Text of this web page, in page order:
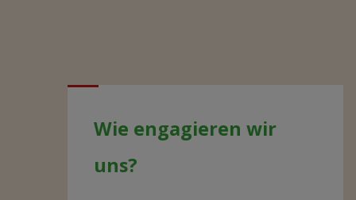
Wie engagieren wir
uns?